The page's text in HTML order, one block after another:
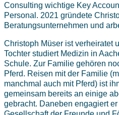
Consulting wichtige Key
Personal. 2021 gründete
Beratungsunternehmen und
Christoph Müser ist verheiratet
Tochter studiert Medizin in
Schule. Zur Familie gehören
Pferd. Reisen mit der Familie
manchmal auch mit Pferd) ist
gemeinsam bereits an einige
gebracht. Daneben engagiert